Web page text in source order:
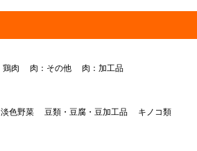
鶏肉 肉：その他 肉：加工品
淡色野菜 豆類・豆腐・豆加工品
キノコ類